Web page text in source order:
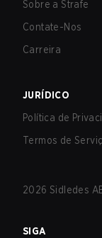
Sobre a Strafe
Contate-Nos
Carreira
JURÍDICO
Política de
Termos de
2026 Sidledes
SIGA